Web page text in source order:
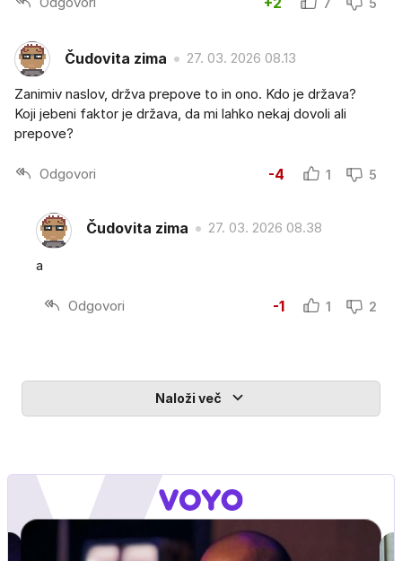
Čudovita zima 27. 03. 2026 08.13
Zanimiv naslov, držva prepove to in ono. Kdo je država?
Koji jebeni faktor je država, da mi lahko nekaj dovoli ali
prepove?
Odgovori -4 1 5
Čudovita zima 27. 03. 2026 08.38
a
Odgovori -1 1 2
Naloži več